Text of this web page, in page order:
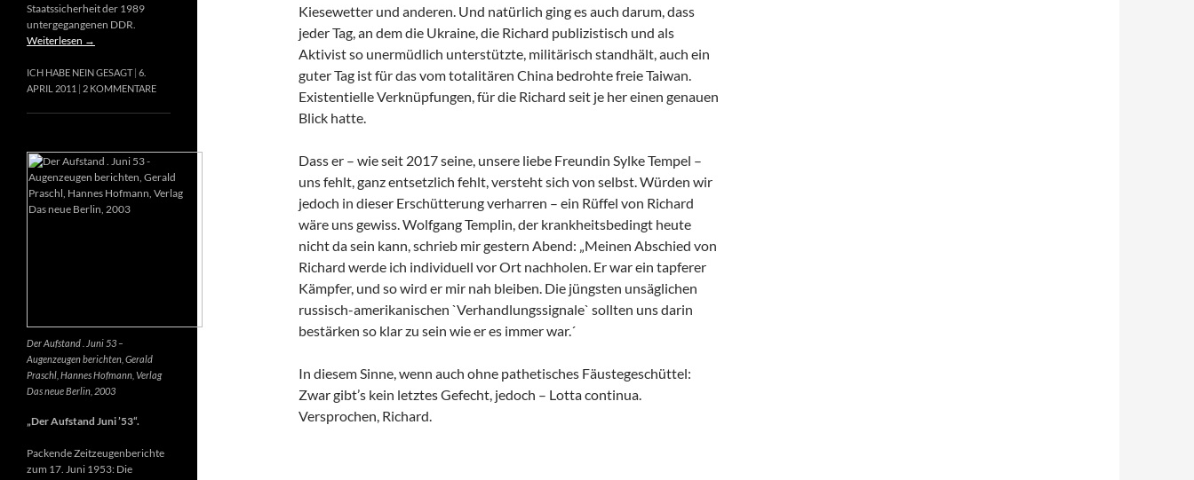
Kiesewetter und anderen. Und natürlich ging es auch darum, dass
jeder Tag, an dem die Ukraine, die Richard publizistisch und als
Aktivist so unermüdlich unterstützte, militärisch standhält, auch ein
guter Tag ist für das vom totalitären China bedrohte freie Taiwan.
Existentielle Verknüpfungen, für die Richard seit je her einen genauen
Blick hatte.
Dass er – wie seit 2017 seine, unsere liebe Freundin Sylke Tempel –
uns fehlt, ganz entsetzlich fehlt, versteht sich von selbst. Würden wir
jedoch in dieser Erschütterung verharren – ein Rüffel von Richard
wäre uns gewiss. Wolfgang Templin, der krankheitsbedingt heute
nicht da sein kann, schrieb mir gestern Abend: „Meinen Abschied von
Richard werde ich individuell vor Ort nachholen. Er war ein tapferer
Kämpfer, und so wird er mir nah bleiben. Die jüngsten unsäglichen
russisch-amerikanischen `Verhandlungssignale` sollten uns darin
bestärken so klar zu sein wie er es immer war.´
In diesem Sinne, wenn auch ohne pathetisches Fäustegeschüttel:
Zwar gibt’s kein letztes Gefecht, jedoch – Lotta continua.
Versprochen, Richard.
Staatssicherheit der 1989
untergegangenen DDR.
Weiterlesen →
ICH HABE NEIN GESAGT 6.
APRIL 2011
2 KOMMENTARE
Der Aufstand . Juni 53 –
Augenzeugen berichten, Gerald
Praschl, Hannes Hofmann, Verlag
Das neue Berlin, 2003
„Der Aufstand Juni ’53“.
Packende Zeitzeugenberichte
zum 17. Juni 1953: Die